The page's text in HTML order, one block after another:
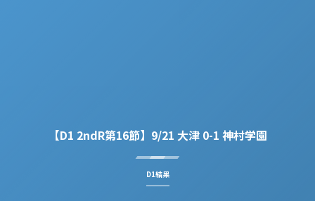
【D1 2ndR第16節】9/21 大津 0-1 神村学園
D1結果